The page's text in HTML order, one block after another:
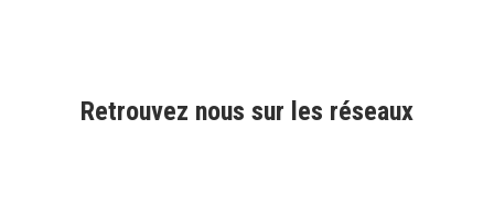
Retrouvez nous sur les réseaux